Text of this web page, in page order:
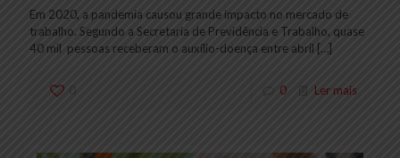
Em 2020, a pandemia causou grande impacto no mercado de
trabalho. Segundo a Secretaria de Previdência e Trabalho, quase
40 mil pessoas receberam o auxílio-doença entre abril […]
0 0 Ler mais